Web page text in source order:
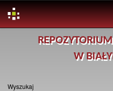
W
Wyszukaj